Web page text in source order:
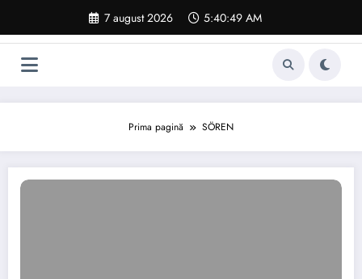
conținut
7 august 2026 5:40:50 AM
Prima pagină SÖREN